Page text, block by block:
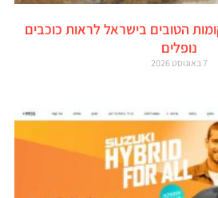
הטובים בישראל לראות כוכבים
נופלים
7 באוגוסט 2026